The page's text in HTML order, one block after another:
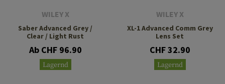
WILEY X
Saber Advanced Grey /
Clear / Light Rust
Ab CHF 96.90
Lagernd
WILEY X
XL-1 Advanced Comm Grey
Lens Set
CHF 32.90
Lagernd